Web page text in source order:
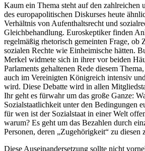
Kaum ein Thema steht auf den zahlreichen
des europapolitischen Diskurses heute
Verhältnis von Aufenthaltsrecht und
Gleichbehandlung. Euroskeptiker finden
regelmäßig rhetorisch gemeinten Frage, ob
sozialen Rechte wie Einheimische hätten.
Merkel widmete sich in ihrer vor beiden
Parlaments gehaltenen Rede diesem
auch im Vereinigten Königreich intensiv
wird. Diese Debatte wird in allen
Ihr geht es fürwahr um das große Ganze:
Sozialstaatlichkeit unter den Bedingungen
für wen ist der Sozialstaat in einer Welt
warum? Es geht um das Bezahlen durch
Personen, deren „Zugehörigkeit“ zu diesen
Diese Auseinandersetzung sollte nicht